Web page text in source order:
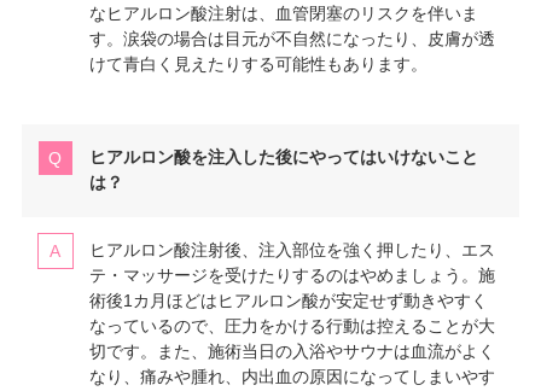
なヒアルロン酸注射は、血管閉塞のリスクを伴いま
す。涙袋の場合は目元が不自然になったり、皮膚が透
けて青白く見えたりする可能性もあります。
ヒアルロン酸を注入した後にやってはいけないこと
は？
ヒアルロン酸注射後、注入部位を強く押したり、エス
テ・マッサージを受けたりするのはやめましょう。施
術後1カ月ほどはヒアルロン酸が安定せず動きやすく
なっているので、圧力をかける行動は控えることが大
切です。また、施術当日の入浴やサウナは血流がよく
なり、痛みや腫れ、内出血の原因になってしまいやす